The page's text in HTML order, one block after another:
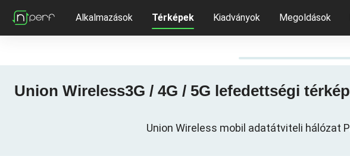
Alkalmazások Térképek Kiadványok Megoldások
Union Wireless3G / 4G / 5G lefedettségi
Union Wireless mobil adatátviteli hálózat